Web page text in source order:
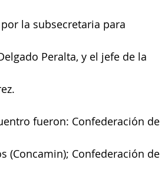
la subsecretaria para
Peralta, y el jefe de la
fueron: Confederación de
(Concamin); Confederación de